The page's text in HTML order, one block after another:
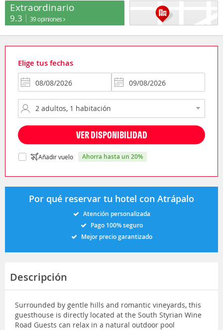
Extraordinario
9.3 39 opiniones
Elige tus fechas
VER DISPONIBILIDAD
Añadir vuelo ahorra hasta un 20%
Por qué reservar tu hotel con Atrápalo
Atención personalizada
Pago 100% seguro
Mejor precio garantizado
Descripción
Surrounded by gentle hills and romantic vineyards, this
guesthouse is directly located at the South Styrian Wine
Road Guests can relax in a natural outdoor pool